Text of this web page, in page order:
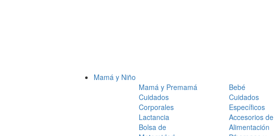
Mamá y Niño
Mamá y Premamá
Cuidados
Corporales
Lactancia
Bolsa de
Bebé
Cuidados
Específicos
Accesorios de
Alimentación